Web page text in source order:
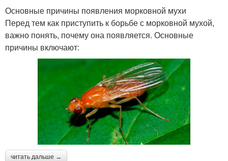
Основные причины появления морковной мухи
Перед тем как приступить к борьбе с морковной мухой,
важно понять, почему она появляется. Основные
причины включают:
читать дальше →